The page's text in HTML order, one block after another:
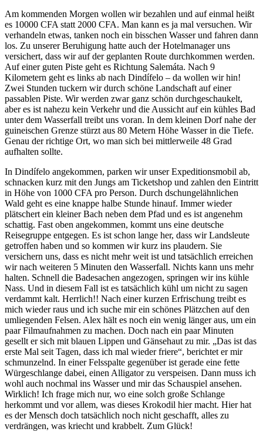
Am kommenden Morgen wollen wir bezahlen und auf einmal heißt
es 10000 CFA statt 2000 CFA. Man kann es ja mal versuchen. Wir
verhandeln etwas, tanken noch ein bisschen Wasser und fahren dann
los. Zu unserer Beruhigung hatte auch der Hotelmanager uns
versichert, dass wir auf der geplanten Route durchkommen werden.
Auf einer guten Piste geht es Richtung Salemáta. Nach 9
Kilometern geht es links ab nach Dindífelo – da wollen wir hin!
Zwei Stunden tuckern wir durch schöne Landschaft auf einer
passablen Piste. Wir werden zwar ganz schön durchgeschaukelt,
aber es ist nahezu kein Verkehr und die Aussicht auf ein kühles Bad
unter dem Wasserfall treibt uns voran. In dem kleinen Dorf nahe der
guineischen Grenze stürzt aus 80 Metern Höhe Wasser in die Tiefe.
Genau der richtige Ort, wo man sich bei mittlerweile 48 Grad
aufhalten sollte.
In Dindífelo angekommen, parken wir unser Expeditionsmobil ab,
schnacken kurz mit den Jungs am Ticketshop und zahlen den Eintritt
in Höhe von 1000 CFA pro Person. Durch dschungelähnlichen
Wald geht es eine knappe halbe Stunde hinauf. Immer wieder
plätschert ein kleiner Bach neben dem Pfad und es ist angenehm
schattig. Fast oben angekommen, kommt uns eine deutsche
Reisegruppe entgegen. Es ist schon lange her, dass wir Landsleute
getroffen haben und so kommen wir kurz ins plaudern. Sie
versichern uns, dass es nicht mehr weit ist und tatsächlich erreichen
wir nach weiteren 5 Minuten den Wasserfall. Nichts kann uns mehr
halten. Schnell die Badesachen angezogen, springen wir ins kühle
Nass. Und in diesem Fall ist es tatsächlich kühl um nicht zu sagen
verdammt kalt. Herrlich!! Nach einer kurzen Erfrischung treibt es
mich wieder raus und ich suche mir ein schönes Plätzchen auf den
umliegenden Felsen. Alex hält es noch ein wenig länger aus, um ein
paar Filmaufnahmen zu machen. Doch nach ein paar Minuten
gesellt er sich mit blauen Lippen und Gänsehaut zu mir. „Das ist das
erste Mal seit Tagen, dass ich mal wieder friere“, berichtet er mir
schmunzelnd. In einer Felsspalte gegenüber ist gerade eine fette
Würgeschlange dabei, einen Alligator zu verspeisen. Dann muss ich
wohl auch nochmal ins Wasser und mir das Schauspiel ansehen.
Wirklich! Ich frage mich nur, wo eine solch große Schlange
herkommt und vor allem, was dieses Krokodil hier macht. Hier hat
es der Mensch doch tatsächlich noch nicht geschafft, alles zu
verdrängen, was kriecht und krabbelt. Zum Glück!